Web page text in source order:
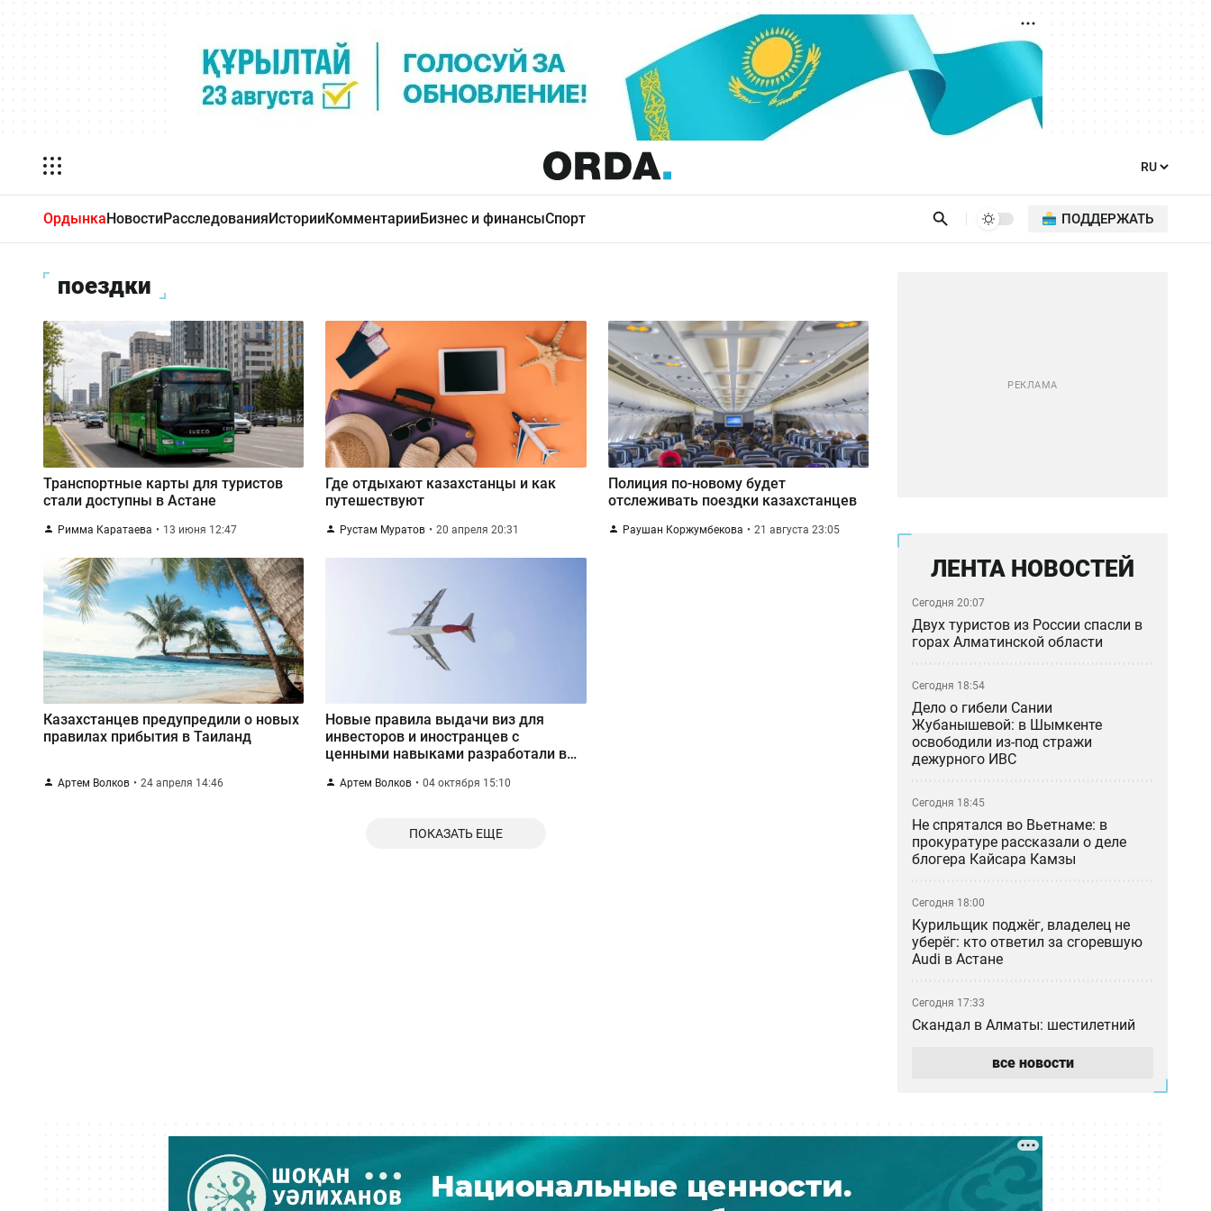
ОрдынкаНовостиРасследованияИсторииКомментарииБизнес и финансыСпорт ПОДДЕРЖАТЬ
поездки
Транспортные карты для туристов
стали доступны в Астане
Римма Каратаева 13 июня 12:47
Где отдыхают казахстанцы и как
путешествуют
Рустам Муратов 20 апреля 20:31
Полиция по-новому будет
отслеживать поездки казахстанцев
Раушан Коржумбекова 21 августа 23:05
Казахстанцев предупредили о новых
правилах прибытия в Таиланд
Артем Волков 24 апреля 14:46
Новые правила выдачи виз для
инвесторов и иностранцев с
ценными навыками разработали в
Артем Волков 04 октября 15:10
ПОКАЗАТЬ ЕЩЕ
ЛЕНТА НОВОСТЕЙ
Сегодня 20:07
Двух туристов из России спасли в
горах Алматинской области
Сегодня 18:54
Дело о гибели Сании
Жубанышевой: в Шымкенте
освободили из-под стражи
дежурного ИВС
Сегодня 18:45
Не спрятался во Вьетнаме: в
прокуратуре рассказали о деле
блогера Кайсара Камзы
Сегодня 18:00
Курильщик поджёг, владелец не
уберёг: кто ответил за сгоревшую
Audi в Астане
Сегодня 17:33
Скандал в Алматы: шестилетний
центра реабилитации и потерялся
в собственность «Самрук-Казына»
все новости